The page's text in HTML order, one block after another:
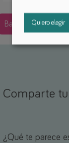
Back
Comparte
¿Qué te parece
Quiero elegir